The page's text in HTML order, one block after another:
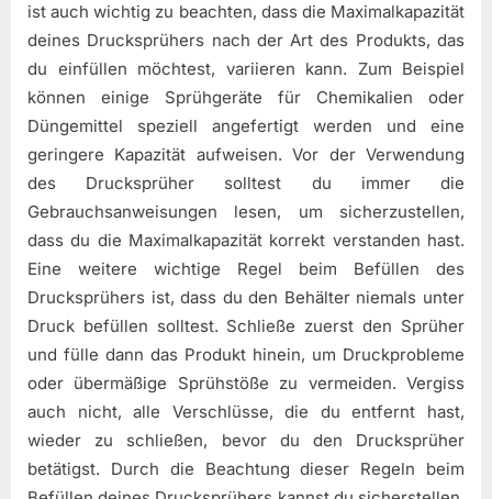
ist auch wichtig zu beachten, dass die Maximalkapazität
deines Drucksprühers nach der Art des Produkts, das
du einfüllen möchtest, variieren kann. Zum Beispiel
können einige Sprühgeräte für Chemikalien oder
Düngemittel speziell angefertigt werden und eine
geringere Kapazität aufweisen. Vor der Verwendung
des Drucksprüher solltest du immer die
Gebrauchsanweisungen lesen, um sicherzustellen,
dass du die Maximalkapazität korrekt verstanden hast.
Eine weitere wichtige Regel beim Befüllen des
Drucksprühers ist, dass du den Behälter niemals unter
Druck befüllen solltest. Schließe zuerst den Sprüher
und fülle dann das Produkt hinein, um Druckprobleme
oder übermäßige Sprühstöße zu vermeiden. Vergiss
auch nicht, alle Verschlüsse, die du entfernt hast,
wieder zu schließen, bevor du den Drucksprüher
betätigst. Durch die Beachtung dieser Regeln beim